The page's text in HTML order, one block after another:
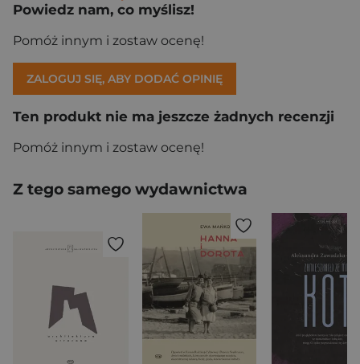
Powiedz nam, co myślisz!
Pomóż innym i zostaw ocenę!
ZALOGUJ SIĘ, ABY DODAĆ OPINIĘ
Ten produkt nie ma jeszcze żadnych recenzji
Pomóż innym i zostaw ocenę!
Z tego samego wydawnictwa